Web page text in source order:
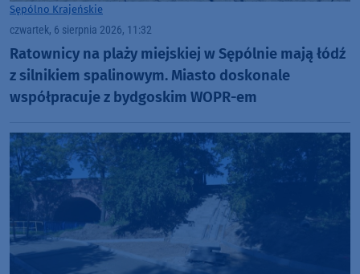
Sępólno Krajeńskie
czwartek, 6 sierpnia 2026, 11:32
Ratownicy na plaży miejskiej w Sępólnie mają łódź
z silnikiem spalinowym. Miasto doskonale
współpracuje z bydgoskim WOPR-em